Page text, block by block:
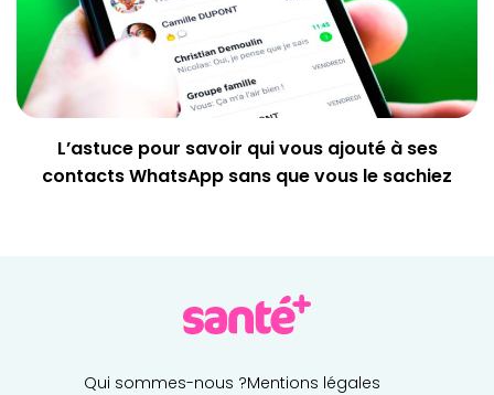
L’astuce pour savoir qui vous ajouté à ses
contacts WhatsApp sans que vous le sachiez
Qui sommes-nous ?Mentions légales